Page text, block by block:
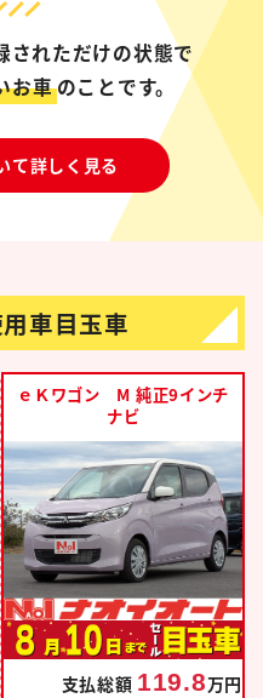
されただけの状態で
お車のことです。
て詳しく見る
車目玉車
ｅＫワゴン M 純正9インチ
ナビ
支払総額 119.8万円